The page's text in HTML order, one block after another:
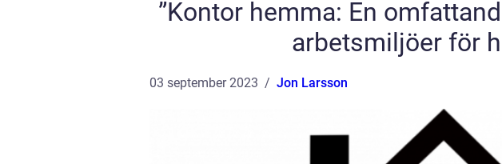
”Kontor hemma: En
arbetsmiljöer för
03 september 2023 Jon Larsson